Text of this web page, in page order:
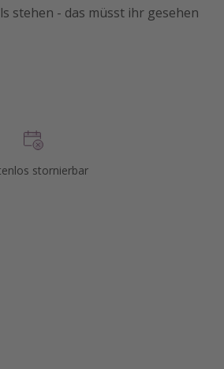
stehen - das müsst ihr gesehen
stornierbar